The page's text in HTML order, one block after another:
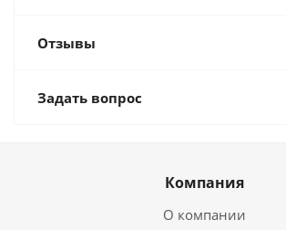
Отзывы
Задать вопрос
Компания
О компании